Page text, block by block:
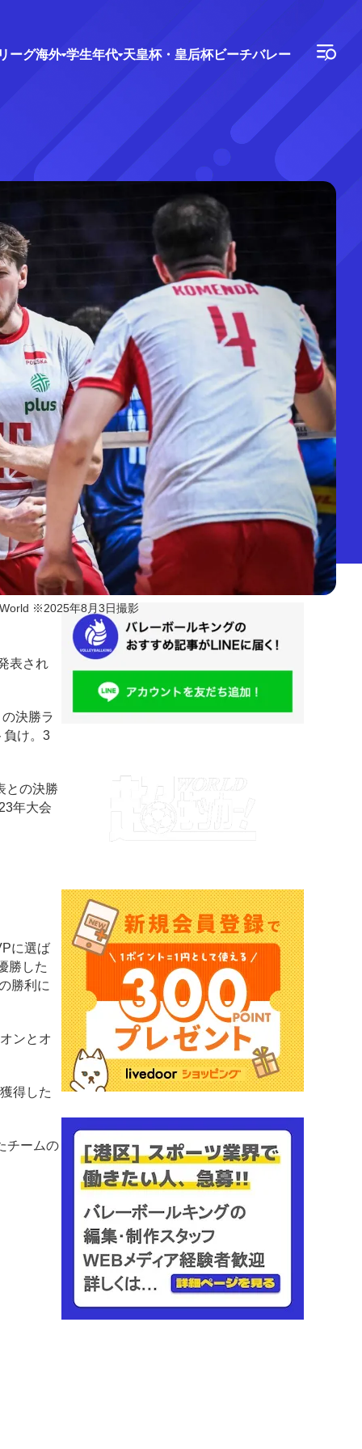
ーグ海外 学生年代 天皇杯・皇后杯ビーチバレー
※2025年8月3日撮影
表され
決勝ラ
負け。3
との決勝
年大会
に選ば
勝した
勝利に
ンとオ
得した
チームの